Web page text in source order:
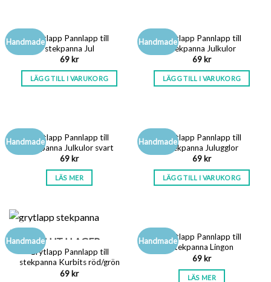
HandmadeGrytlapp Pannlapp till
stekpanna Jul
69kr
LÄGG TILL I VARUKORG
HandmadeGrytlapp Pannlapp till
stekpanna Julkulor
69kr
LÄGG TILL I VARUKORG
HandmadeSLUT I LAGER
Grytlapp Pannlapp till
stekpanna Julkulor svart
69kr
LÄS MER
HandmadeGrytlapp Pannlapp till
stekpanna Julugglor
69kr
LÄGG TILL I VARUKORG
HandmadeSLUT I LAGER
Grytlapp Pannlapp till
stekpanna Kurbits röd/grön
69kr
HandmadeSLUT I LAGER
Grytlapp Pannlapp till
stekpanna Lingon
69kr
LÄS MER